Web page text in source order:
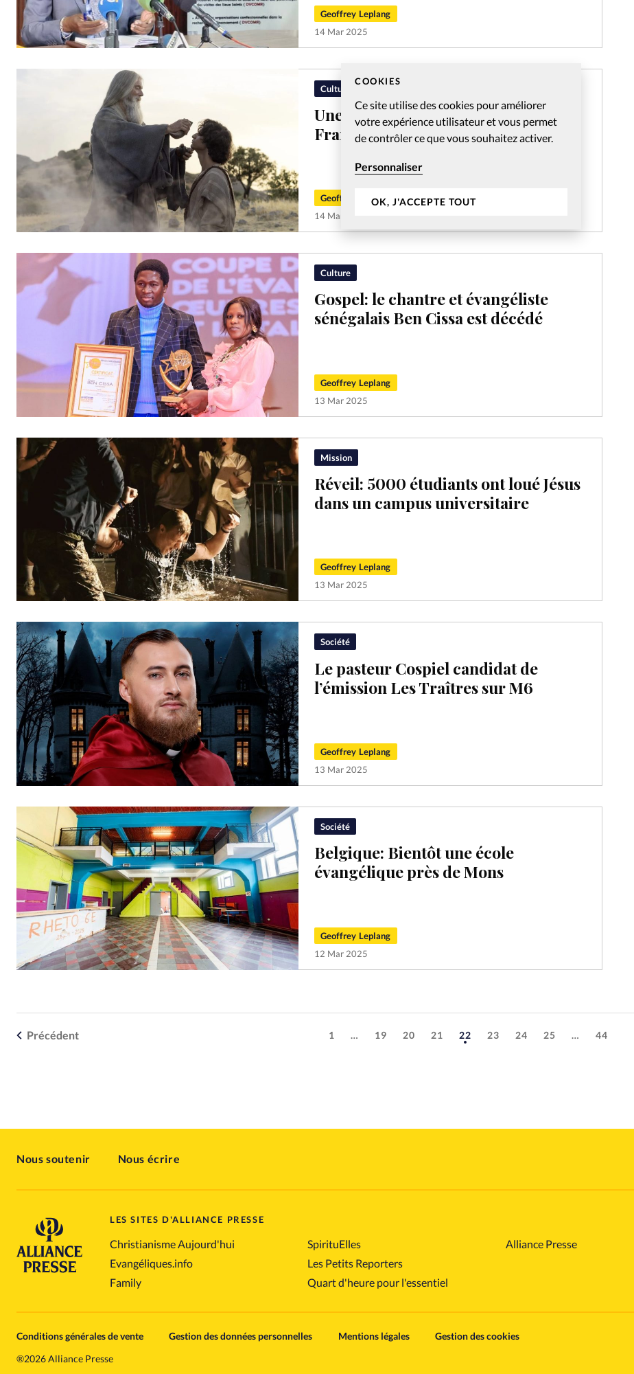
COOKIES
Ce site utilise des cookies pour améliorer
votre expérience utilisateur et vous permet
de contrôler ce que vous souhaitez activer.
Personnaliser
OK, J'ACCEPTE TOUT
Geoffrey Leplang
14 Mar 2025
Culture
Une série biblique est 2e du Top 10
France sur Prime Video
Geoffrey Leplang
14 Mar 2025
Culture
Gospel: le chantre et évangéliste
sénégalais Ben Cissa est décédé
Geoffrey Leplang
13 Mar 2025
Mission
Réveil: 5000 étudiants ont loué Jésus
dans un campus universitaire
Geoffrey Leplang
13 Mar 2025
Société
Le pasteur Cospiel candidat de
l’émission Les Traîtres sur M6
Geoffrey Leplang
13 Mar 2025
Société
Belgique: Bientôt une école
évangélique près de Mons
Geoffrey Leplang
12 Mar 2025
Précédent 1 … 19 20 21 22 23 24 25 … 44
Nous soutenir Nous écrire
LES SITES D'ALLIANCE PRESSE
Christianisme Aujourd'hui
Evangéliques.info
Family
SpirituElles
Les Petits Reporters
Quart d'heure pour l'essentiel
Alliance Presse
Conditions générales de vente Gestion des données personnelles Mentions légales
Gestion des cookies
®2026 Alliance Presse